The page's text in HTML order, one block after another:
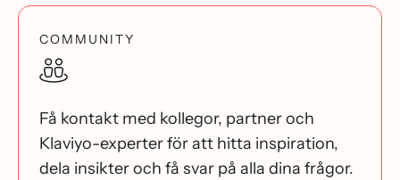
COMMUNITY
Få kontakt med kollegor, partner och
Klaviyo-experter för att hitta inspiration,
dela insikter och få svar på alla dina frågor.